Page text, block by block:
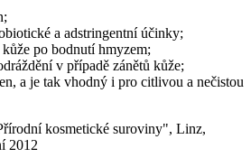
a adstringentní účinky;
po bodnutí hmyzem;
v případě zánětů kůže;
a je tak vhodný i pro citlivou a nečistou
kosmetické suroviny", Linz,
2012